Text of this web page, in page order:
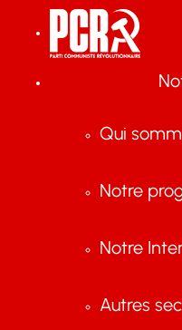
Qui
Notre
Notre
Autres